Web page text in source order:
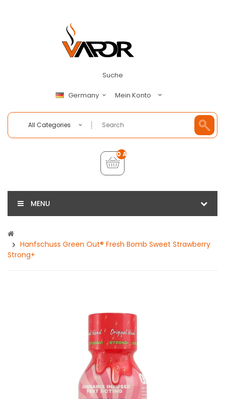
Suche
Germany Mein Konto
All Categories
0 Artikel - €0,00
MENU
Hanfschuss Green Out® Fresh Bomb Sweet Strawberry
Strong+